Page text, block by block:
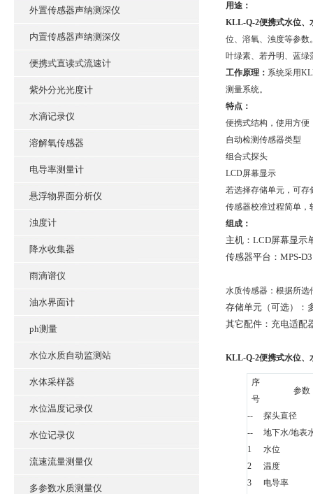
外置传感器声纳测深仪
内置传感器声纳测深仪
便携式直读式流速计
紫外分光光度计
水滴记录仪
溶解氧传感器
电导率测量计
悬浮物界面分析仪
浊度计
降水收集器
雨滴谱仪
油水界面计
ph测量
水位水质自动监测站
水体采样器
水位温度记录仪
水位记录仪
流速流量测量仪
多参数水质测量仪
用途：
KLL-Q-2便携式水位、
位、溶氧、浊度等参数
叶绿素、若丹明、蓝绿
工作原理： 系统采用
测量系统。
特点：
便携式结构，使用方便
自动检测传感器类型
组合式探头
LCD屏幕显示
若选择存储单元，可存
传感器校准过程简单，
组成：
主机：LCD屏幕显示
传感器平台：MPS-
水质传感器：根据所选
存储单元（可选）：
其它配件：充电适配
KLL-Q-2便携式水位、
序
号
参数
--
探头直径
--
地下水/地表
1
水位
2
温度
3
电导率